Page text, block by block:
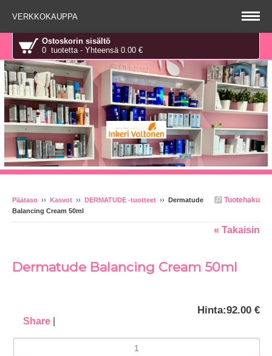
VERKKOKAUPPA
Ostoskorin sisältö
0 tuotetta - Yhteensä 0.00 €
Tuotehaku
Päätaso ›› Kasvot ›› DERMATUDE -tuotteet ››
Dermatude
Balancing Cream 50ml
« Takaisin
Dermatude Balancing Cream 50ml
Share
Hinta:92.00 €